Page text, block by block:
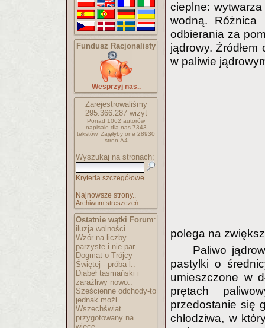
Fundusz Racjonalisty
Wesprzyj nas..
Zarejestrowaliśmy
295.366.287wizyt
Ponad 1062 autorów
napisało dla nas 7343
tekstów. Zajęłyby one 28930
stron A4
Wyszukaj na stronach:
Kryteria szczegółowe
Najnowsze strony..
Archiwum streszczeń..
Ostatnie wątki Forum:
iluzja wolności
Wzór na liczby
parzyste i nie par..
Dogmat o Trójcy
Świętej - próba l..
Diabeł tasmański i
zaraźliwy nowo..
Sześcienne odchody-to
jednak możl..
Wszechświat
przygotowany na
cieplne:
wodną.
odbierania za
jądrowy.
w paliwie
polega na
Paliwo
pastylki o
umieszczone w
prętach
przedostanie się
chłodziwa, w